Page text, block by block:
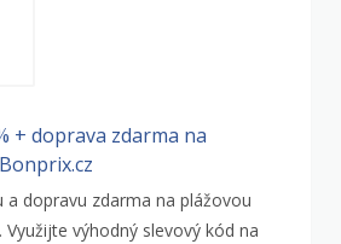
+ doprava zdarma na
a dopravu zdarma na plážovou
výhodný slevový kód na